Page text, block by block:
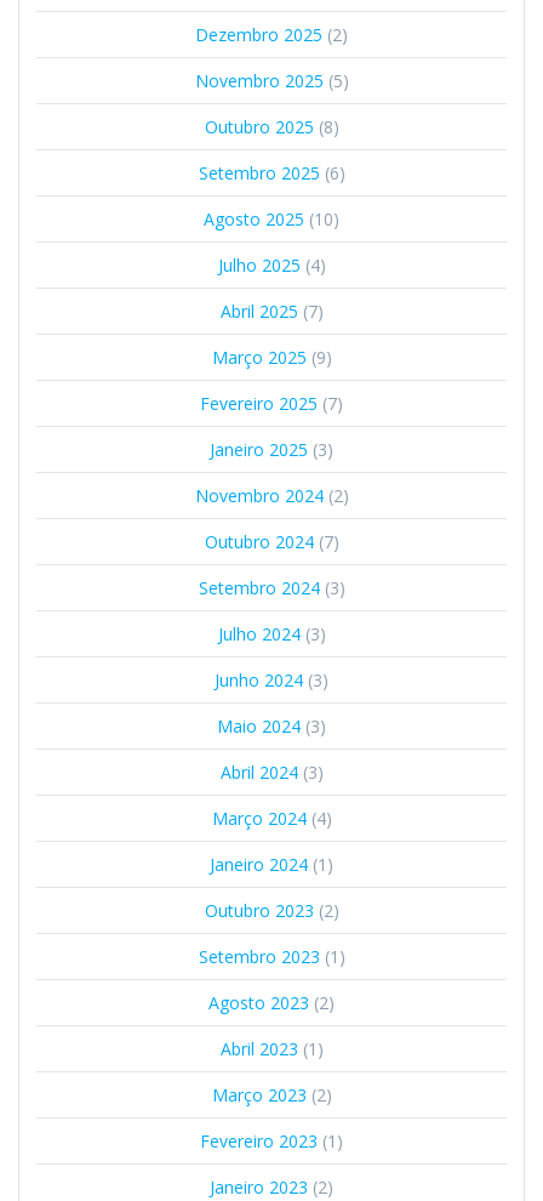
Dezembro 2025 (2)
Novembro 2025 (5)
Outubro 2025 (8)
Setembro 2025 (6)
Agosto 2025 (10)
Julho 2025 (4)
Abril 2025 (7)
Março 2025 (9)
Fevereiro 2025 (7)
Janeiro 2025 (3)
Novembro 2024(2)
Outubro 2024(7)
Setembro 2024(3)
Julho 2024(3)
Junho 2024 (3)
Maio 2024 (3)
Abril 2024(3)
Março 2024(4)
Janeiro 2024 (1)
Outubro 2023 (2)
Setembro 2023 (1)
Agosto 2023 (2)
Abril 2023 (1)
Março 2023 (2)
Fevereiro 2023 (1)
Janeiro 2023 (2)